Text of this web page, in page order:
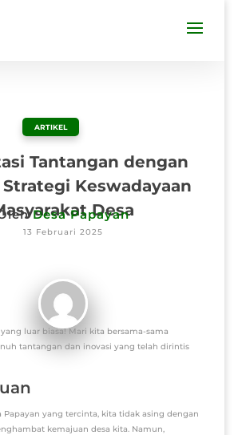
ARTIKEL
Tantangan dengan
Keswadayaan
Desa
Desa Papayan
13 Februari 2025
luar biasa! Mari kita bersama-sama
tantangan dan inovasi yang telah dirintis
Papayan yang tercinta, kita tidak asing dengan
kemajuan desa kita. Namun,